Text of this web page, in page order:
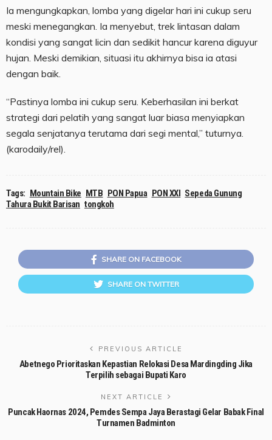
Ia mengungkapkan, lomba yang digelar hari ini cukup seru
meski menegangkan. Ia menyebut, trek lintasan dalam
kondisi yang sangat licin dan sedikit hancur karena diguyur
hujan. Meski demikian, situasi itu akhirnya bisa ia atasi
dengan baik.
“Pastinya lomba ini cukup seru. Keberhasilan ini berkat
strategi dari pelatih yang sangat luar biasa menyiapkan
segala senjatanya terutama dari segi mental,” tuturnya.
(karodaily/rel).
Tags: Mountain Bike MTB PON Papua PON XXI Sepeda Gunung
Tahura Bukit Barisan tongkoh
SHARE ON FACEBOOK
SHARE ON TWITTER
PREVIOUS ARTICLE
Abetnego Prioritaskan Kepastian Relokasi Desa Mardingding Jika
Terpilih sebagai Bupati Karo
NEXT ARTICLE
Puncak Haornas 2024, Pemdes Sempa Jaya Berastagi Gelar Babak Final
Turnamen Badminton